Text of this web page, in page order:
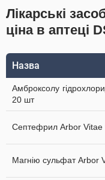
Лікарські
ціна в аптеці
Назва
Амброксолу
20 шт
Септефрил Arbor Vitae
Магнію сульфат Arbor